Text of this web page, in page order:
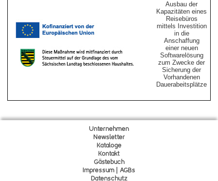
Ausbau der
Kapazitäten eines
Reisebüros
mittels Investition
in die
Anschaffung
einer neuen
Softwarelösung
zum Zwecke der
Sicherung der
Vorhandenen
Dauerabeitsplätze
Unternehmen
Newsletter
Kataloge
Kontakt
Gästebuch
Impressum | AGBs
Datenschutz